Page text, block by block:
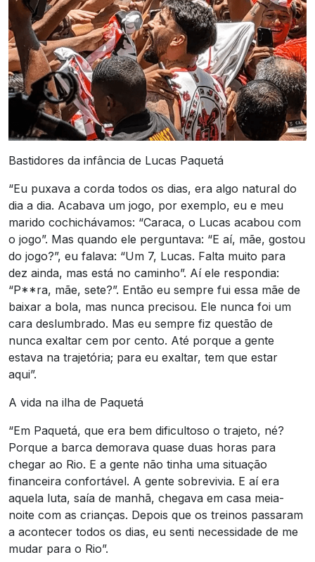
Bastidores da infância de Lucas Paquetá
“Eu puxava a corda todos os dias, era algo natural do
dia a dia. Acabava um jogo, por exemplo, eu e meu
marido cochichávamos: “Caraca, o Lucas acabou com
o jogo”. Mas quando ele perguntava: “E aí, mãe, gostou
do jogo?”, eu falava: “Um 7, Lucas. Falta muito para
dez ainda, mas está no caminho”. Aí ele respondia:
“P**ra, mãe, sete?”. Então eu sempre fui essa mãe de
baixar a bola, mas nunca precisou. Ele nunca foi um
cara deslumbrado. Mas eu sempre fiz questão de
nunca exaltar cem por cento. Até porque a gente
estava na trajetória; para eu exaltar, tem que estar
aqui”.
A vida na ilha de Paquetá
“Em Paquetá, que era bem dificultoso o trajeto, né?
Porque a barca demorava quase duas horas para
chegar ao Rio. E a gente não tinha uma situação
financeira confortável. A gente sobrevivia. E aí era
aquela luta, saía de manhã, chegava em casa meia-
noite com as crianças. Depois que os treinos passaram
a acontecer todos os dias, eu senti necessidade de me
mudar para o Rio”.